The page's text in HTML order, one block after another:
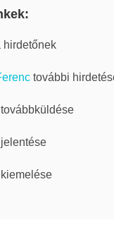
hirdetőnek
további